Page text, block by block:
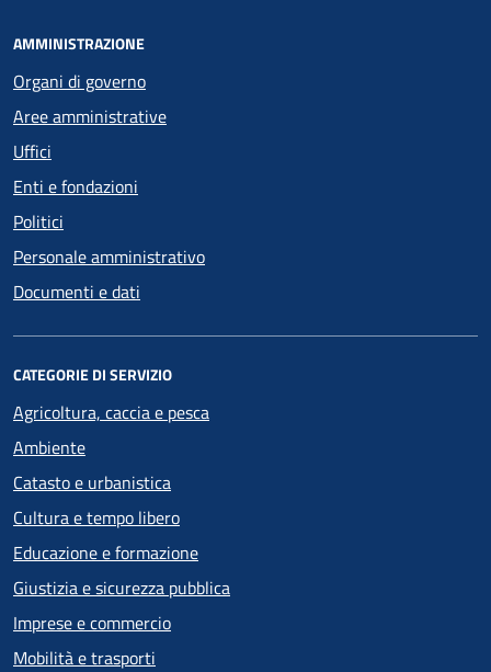
AMMINISTRAZIONE
Organi di governo
Aree amministrative
Uffici
Enti e fondazioni
Politici
Personale amministrativo
Documenti e dati
CATEGORIE DI SERVIZIO
Agricoltura, caccia e pesca
Ambiente
Catasto e urbanistica
Cultura e tempo libero
Educazione e formazione
Giustizia e sicurezza pubblica
Imprese e commercio
Mobilità e trasporti